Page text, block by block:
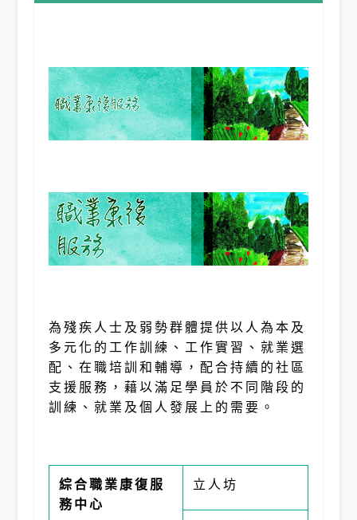
為殘疾人士及弱勢群體提供以人為本及
多元化的工作訓練、工作實習、就業選
配、在職培訓和輔導，配合持續的社區
支援服務，藉以滿足學員於不同階段的
訓練、就業及個人發展上的需要。
綜合職業康復服
務中心
立人坊